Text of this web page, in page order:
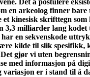
Det å postulere
en arkeolog finner
kinesisk skrifttegn
milliarder lang kodet
har en sekvenskode
kilde til slik spesifikk,
gjør vi uten
med informasjon på
er i stand til å